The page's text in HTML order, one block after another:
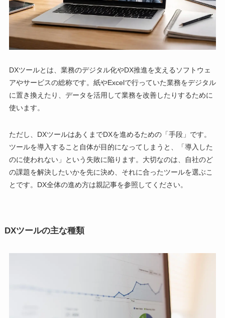
DXツールとは、業務のデジタル化やDX推進を支えるソフトウェ
アやサービスの総称です。紙やExcelで行っていた業務をデジタル
に置き換えたり、データを活用して業務を改善したりするために
使います。
ただし、DXツールはあくまでDXを進めるための「手段」です。
ツールを導入すること自体が目的になってしまうと、「導入した
のに使われない」という失敗に陥ります。大切なのは、自社のど
の課題を解決したいかを先に決め、それに合ったツールを選ぶこ
とです。DX全体の進め方は親記事を参照してください。
DXツールの主な種類